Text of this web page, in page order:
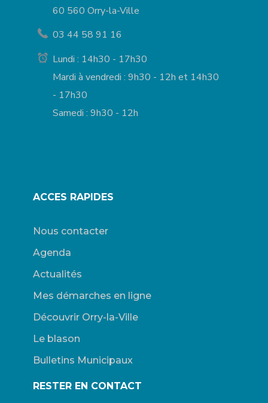
60 560 Orry-la-Ville
03 44 58 91 16
Lundi : 14h30 - 17h30
Mardi à vendredi : 9h30 - 12h et 14h30
- 17h30
Samedi : 9h30 - 12h
ACCES RAPIDES
Nous contacter
Agenda
Actualités
Mes démarches en ligne
Découvrir Orry-la-Ville
Le blason
Bulletins Municipaux
RESTER EN CONTACT